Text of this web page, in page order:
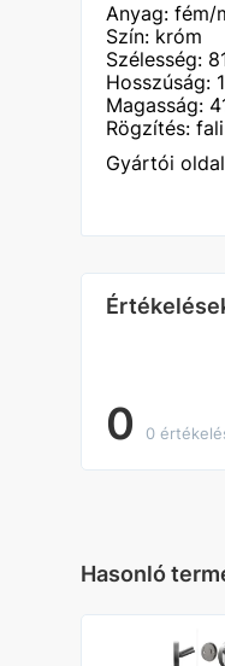
Anyag: fém/
Szín: króm
Szélesség:
Hosszúság:
Magasság:
Rögzítés: fali
Gyártói
0 0
Hasonló